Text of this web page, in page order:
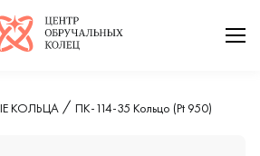
компании
КОЛЬЦА ПК-114-35 Кольцо (Pt 950)